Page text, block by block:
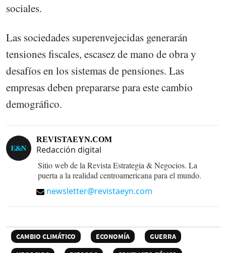
sociales.
Las sociedades superenvejecidas generarán
tensiones fiscales, escasez de mano de obra y
desafíos en los sistemas de pensiones. Las
empresas deben prepararse para este cambio
demográfico.
REVISTAEYN.COM
Redacción digital
Sitio web de la Revista Estrategia & Negocios. La
puerta a la realidad centroamericana para el mundo.
newsletter@revistaeyn.com
CAMBIO CLIMÁTICO ECONOMÍA
GUERRA